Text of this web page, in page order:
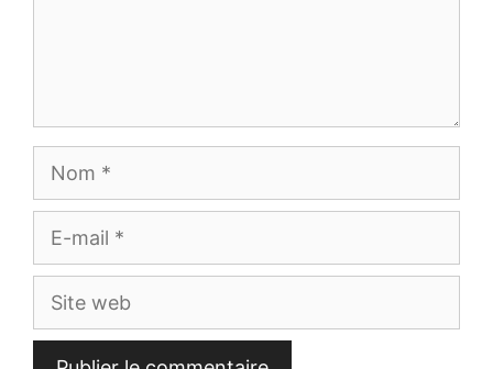
Site